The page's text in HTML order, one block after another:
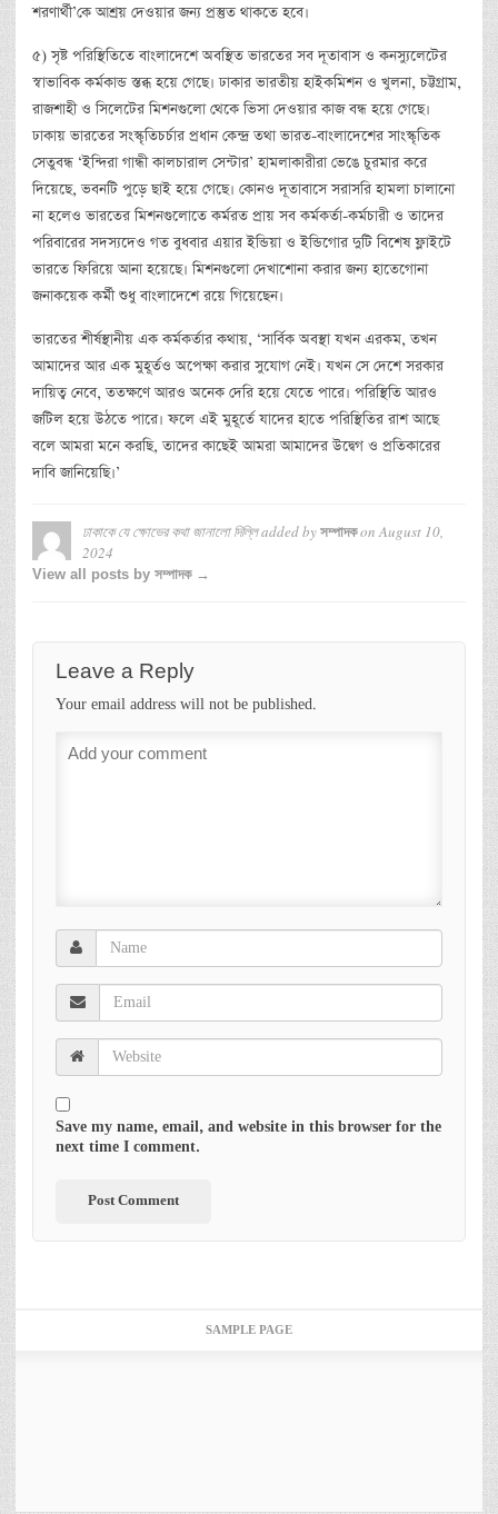
শরণার্থী’কে আশ্রয় দেওয়ার জন্য প্রস্তুত থাকতে হবে।
৫) সৃষ্ট পরিস্থিতিতে বাংলাদেশে অবস্থিত ভারতের সব দূতাবাস ও কনস্যুলেটের
স্বাভাবিক কর্মকান্ড স্তব্ধ হয়ে গেছে। ঢাকার ভারতীয় হাইকমিশন ও খুলনা, চট্টগ্রাম,
রাজশাহী ও সিলেটের মিশনগুলো থেকে ভিসা দেওয়ার কাজ বন্ধ হয়ে গেছে।
ঢাকায় ভারতের সংস্কৃতিচর্চার প্রধান কেন্দ্র তথা ভারত-বাংলাদেশের সাংস্কৃতিক
সেতুবন্ধ ‘ইন্দিরা গান্ধী কালচারাল সেন্টার’ হামলাকারীরা ভেঙে চুরমার করে
দিয়েছে, ভবনটি পুড়ে ছাই হয়ে গেছে। কোনও দূতাবাসে সরাসরি হামলা চালানো
না হলেও ভারতের মিশনগুলোতে কর্মরত প্রায় সব কর্মকর্তা-কর্মচারী ও তাদের
পরিবারের সদস্যদেও গত বুধবার এয়ার ইন্ডিয়া ও ইন্ডিগোর দুটি বিশেষ ফ্লাইটে
ভারতে ফিরিয়ে আনা হয়েছে। মিশনগুলো দেখাশোনা করার জন্য হাতেগোনা
জনাকয়েক কর্মী শুধু বাংলাদেশে রয়ে গিয়েছেন।
ভারতের শীর্ষস্থানীয় এক কর্মকর্তার কথায়, ‘সার্বিক অবস্থা যখন এরকম, তখন
আমাদের আর এক মুহূর্তও অপেক্ষা করার সুযোগ নেই। যখন সে দেশে সরকার
দায়িত্ব নেবে, ততক্ষণে আরও অনেক দেরি হয়ে যেতে পারে। পরিস্থিতি আরও
জটিল হয়ে উঠতে পারে। ফলে এই মুহূর্তে যাদের হাতে পরিস্থিতির রাশ আছে
বলে আমরা মনে করছি, তাদের কাছেই আমরা আমাদের উদ্বেগ ও প্রতিকারের
দাবি জানিয়েছি।’
ঢাকাকে যে ক্ষোভের কথা জানালো দিল্লিadded by সম্পাদকonAugust 10,
2024
View all posts by সম্পাদক →
Leave a Reply
Your email address will not be published.
Save my name, email, and website in this browser for the
next time I comment.
SAMPLE PAGE